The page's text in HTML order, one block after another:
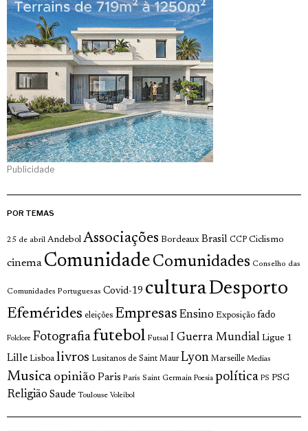
Publicidade
POR TEMAS
25 de abril Andebol Associações Bordeaux Brasil CCP Ciclismo
cinema Comunidade Comunidades Conselho das
Comunidades Portuguesas Covid-19 culturaDesporto
Efemérides eleições Empresas Ensino Exposição fado
Folclore Fotografia futebol Futsal I Guerra Mundial Ligue 1
Lille Lisboa livros Lusitanos de Saint Maur Lyon Marseille Medias
Musica opinião Paris Paris Saint Germain Poesia política PS PSG
Religião Saude Toulouse Voleibol